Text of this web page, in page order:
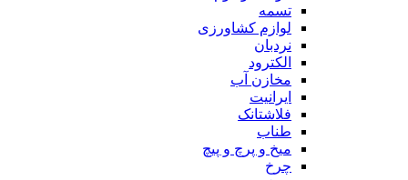
تسمه
لوازم کشاورزی
نردبان
الکترود
مخازن آب
ایرانیت
فلاشتانک
طناب
میخ و پرچ و پیچ
چرخ